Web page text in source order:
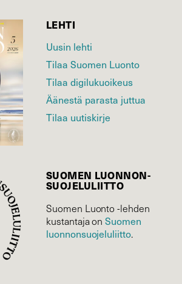
LEHTI
Uusin lehti
Tilaa Suomen Luonto
Tilaa digilukuoikeus
Äänestä parasta juttua
Tilaa uutiskirje
SUOMEN LUONNON­
SUOJELU­LIITTO
Suomen Luonto -lehden
kustantaja onSuomen
luonnonsuojelu­liitto.